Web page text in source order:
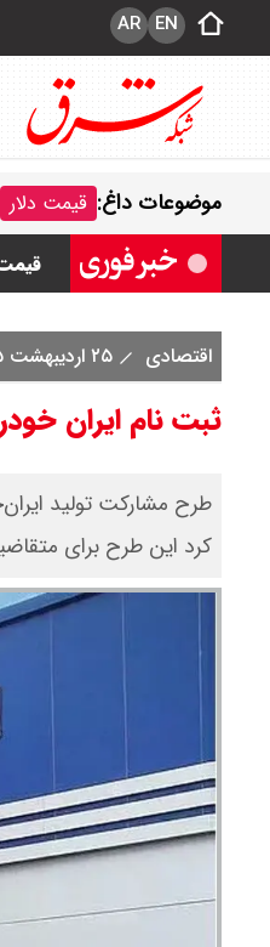
EN
AR
موضوعات داغ: قیمت دلار
قیمت طلا
قیمت
اقتصادی ۲۵ اردیبهشت ۱۴۰۵
ثبت نام ایران
کرد این طرح برای